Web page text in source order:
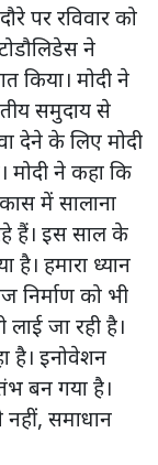
पर रविवार को
ने
किया। मोदी ने
समुदाय से
देने के लिए मोदी
मोदी ने कहा कि
में सालाना
हैं। इस साल के
हमारा ध्यान
निर्माण को भी
जा रही है।
है। इनोवेशन
बन गया है।
नहीं, समाधान